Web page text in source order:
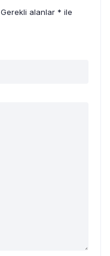
Gerekli alanlar * ile